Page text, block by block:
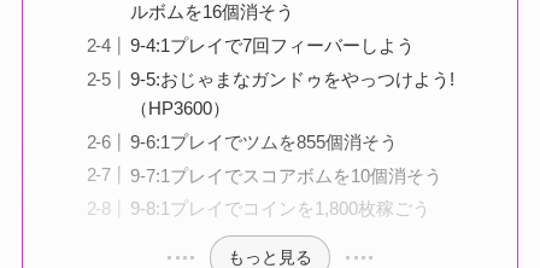
ルボムを16個消そう
9-4:1プレイで7回フィーバーしよう
9-5:おじゃまなガンドゥをやっつけよう!
（HP3600）
9-6:1プレイでツムを855個消そう
9-7:1プレイでスコアボムを10個消そう
9-8:1プレイでコインを1,800枚稼ごう
もっと見る